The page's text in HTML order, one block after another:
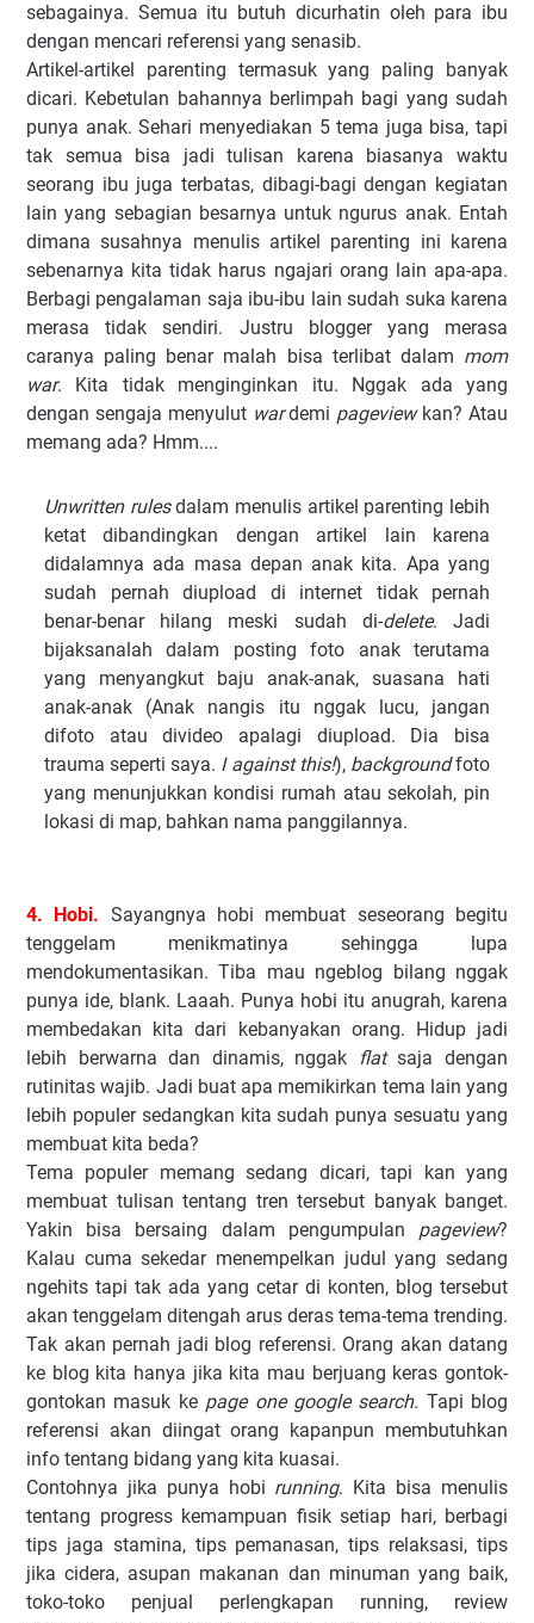
sebagainya. Semua itu butuh dicurhatin oleh para ibu
dengan mencari referensi yang senasib.
Artikel-artikel parenting termasuk yang paling banyak
dicari. Kebetulan bahannya berlimpah bagi yang sudah
punya anak. Sehari menyediakan 5 tema juga bisa, tapi
tak semua bisa jadi tulisan karena biasanya waktu
seorang ibu juga terbatas, dibagi-bagi dengan kegiatan
lain yang sebagian besarnya untuk ngurus anak. Entah
dimana susahnya menulis artikel parenting ini karena
sebenarnya kita tidak harus ngajari orang lain apa-apa.
Berbagi pengalaman saja ibu-ibu lain sudah suka karena
merasa tidak sendiri. Justru blogger yang merasa
caranya paling benar malah bisa terlibat dalam mom
war. Kita tidak menginginkan itu. Nggak ada yang
dengan sengaja menyulut wardemi pageviewkan? Atau
memang ada? Hmm....
Unwritten rulesdalam menulis artikel parenting lebih
ketat dibandingkan dengan artikel lain karena
didalamnya ada masa depan anak kita. Apa yang
sudah pernah diupload di internet tidak pernah
benar-benar hilang meski sudah di-delete. Jadi
bijaksanalah dalam posting foto anak terutama
yang menyangkut baju anak-anak, suasana hati
anak-anak (Anak nangis itu nggak lucu, jangan
difoto atau divideo apalagi diupload. Dia bisa
trauma seperti saya. I against this!), backgroundfoto
yang menunjukkan kondisi rumah atau sekolah, pin
lokasi di map, bahkan nama panggilannya.
4. Hobi. Sayangnya hobi membuat seseorang begitu
tenggelam menikmatinya sehingga lupa
mendokumentasikan. Tiba mau ngeblog bilang nggak
punya ide, blank. Laaah. Punya hobi itu anugrah, karena
membedakan kita dari kebanyakan orang. Hidup jadi
lebih berwarna dan dinamis, nggak
flatsaja dengan
rutinitas wajib. Jadi buat apa memikirkan tema lain yang
lebih populer sedangkan kita sudah punya sesuatu yang
membuat kita beda?
Tema populer memang sedang dicari, tapi kan yang
membuat tulisan tentang tren tersebut banyak banget.
Yakin bisa bersaing dalam pengumpulan pageview?
Kalau cuma sekedar menempelkan judul yang sedang
ngehits tapi tak ada yang cetar di konten, blog tersebut
akan tenggelam ditengah arus deras tema-tema trending.
Tak akan pernah jadi blog referensi. Orang akan datang
ke blog kita hanya jika kita mau berjuang keras gontok-
gontokan masuk ke page one google search. Tapi blog
referensi akan diingat orang kapanpun membutuhkan
info tentang bidang yang kita kuasai.
Contohnya jika punya hobi running. Kita bisa menulis
tentang progress kemampuan fisik setiap hari, berbagi
tips jaga stamina, tips pemanasan, tips relaksasi, tips
jika cidera, asupan makanan dan minuman yang baik,
toko-toko penjual perlengkapan running, review